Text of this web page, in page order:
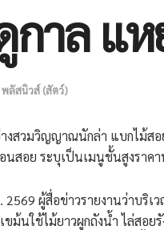
กาล แ
พลัสนิวส์ (สัตว์)
งสวมวิญญาณนักล่า แบกไม้ส
สอย ระบุเป็นเมนูชั้นสูงราคา
2569 ผู้สื่อข่าวรายงานว่าบ
ขม้นใช้ไม้ยาวผูกถังน้ำ ไล่สอ